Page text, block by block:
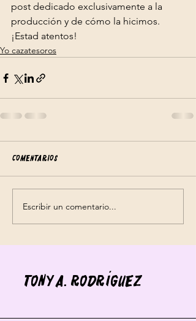
post dedicado exclusivamente a la
producción y de cómo la hicimos.
¡Estad atentos!
Yo cazatesoros
Comentarios
Escribir un comentario...
Tony A. Rodríguez